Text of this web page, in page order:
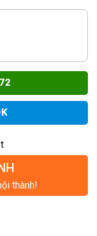
thành!